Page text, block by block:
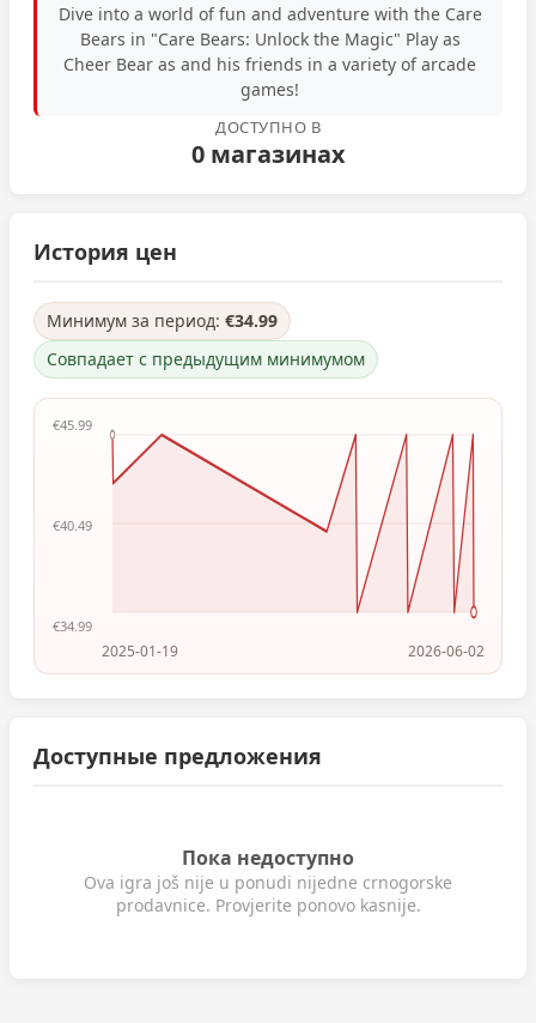
Dive into a world of fun and adventure with the Care
Bears in "Care Bears: Unlock the Magic" Play as
Cheer Bear as and his friends in a variety of arcade
games!
ДОСТУПНО В
0 магазинах
История цен
Минимум за период: €34.99
Совпадает с предыдущим минимумом
€45.99
€40.49
€34.99
2025-01-19 2026-06-02
Доступные предложения
Пока недоступно
Ova igra još nije u ponudi nijedne crnogorske
prodavnice. Provjerite ponovo kasnije.